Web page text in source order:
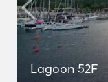
Lagoon 52F